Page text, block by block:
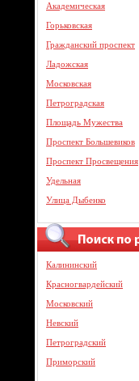
Академическая
Горьковская
Гражданский проспект
Ладожская
Московская
Петроградская
Площадь Мужества
Проспект Большевиков
Проспект Просвещения
Удельная
Улица Дыбенко
Калининский
Красногвардейский
Московский
Невский
Петроградский
Приморский